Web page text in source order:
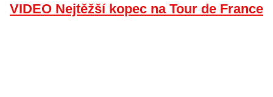
VIDEO Nejtěžší kopec na Tour de France